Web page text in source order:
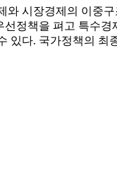
시장경제의 이중
정책을 펴고 특수
있다. 국가정책의